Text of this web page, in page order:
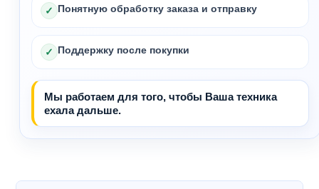
✓ Понятную обработку заказа и отправку
✓ Поддержку после покупки
Мы работаем для того, чтобы Ваша техника
ехала дальше.